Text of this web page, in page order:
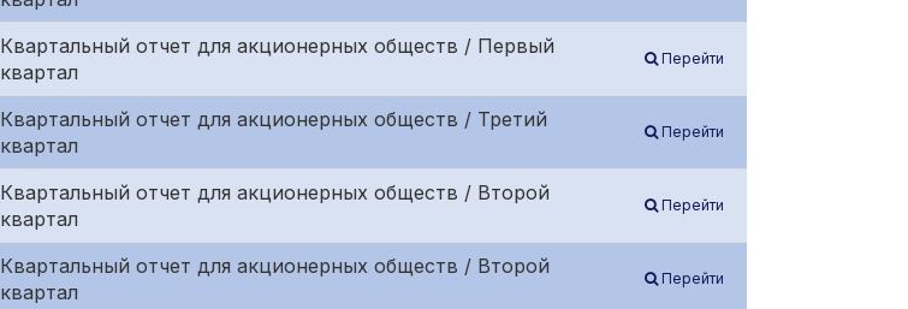
Квартальный отчет для акционерных обществ / Первый
квартал
Перейти
Квартальный отчет для акционерных обществ / Третий
квартал
Перейти
Квартальный отчет для акционерных обществ / Второй
квартал
Перейти
Квартальный отчет для акционерных обществ / Второй
квартал
Перейти